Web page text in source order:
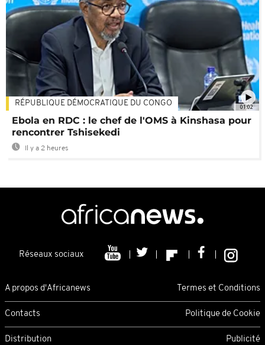
01:02
RÉPUBLIQUE DÉMOCRATIQUE DU CONGO
Ebola en RDC : le chef de l'OMS à Kinshasa pour
rencontrer Tshisekedi
Il y a 2 heures
Réseaux sociaux
A propos d'Africanews Termes et Conditions
Contacts Politique de Cookie
Distribution Publicité